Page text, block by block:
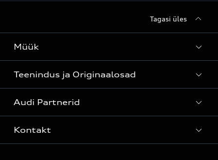
Tagasi üles
Müük
Kõik mudelid
Laoautod
Teenindus ja Originaalosad
Teenindus
Audi Partnerid
Audi Tallinn
Kontakt